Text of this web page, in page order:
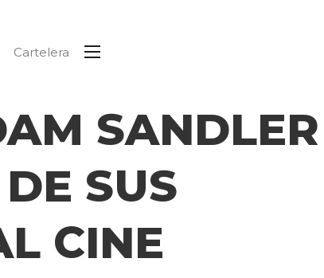
Cartelera
SANDLER
SUS
CINE